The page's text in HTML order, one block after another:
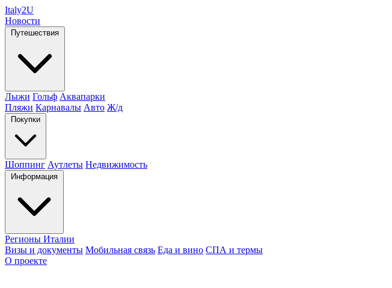
Italy2U
Новости
Путешествия
Лыжи Гольф Аквапарки
Пляжи Карнавалы Авто Ж/д
Покупки
Шоппинг Аутлеты Недвижимость
Информация
Регионы Италии
Визы и документы Мобильная связь Еда и вино СПА и термы
О проекте